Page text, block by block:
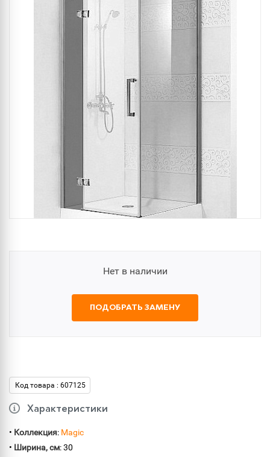
Нет в наличии
ПОДОБРАТЬ ЗАМЕНУ
Код товара : 607125
Характеристики
• Коллекция: Magic
• Ширина, см: 30